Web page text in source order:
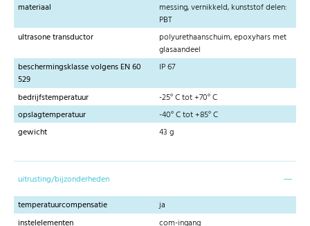
materiaal
messing, vernikkeld, kunststof delen:
PBT
ultrasone transductor
polyurethaanschuim, epoxyhars met
glasaandeel
beschermingsklasse volgens EN 60
529
IP 67
bedrijfstemperatuur
-25° C tot +70° C
opslagtemperatuur
-40° C tot +85° C
gewicht
43 g
uitrusting/bijzonderheden
temperatuurcompensatie
ja
instelelementen
com-ingang